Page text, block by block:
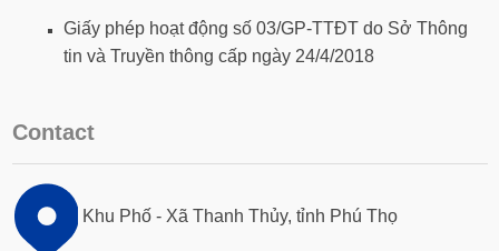
Giấy phép hoạt động số 03/GP-TTĐT do Sở Thông
tin và Truyền thông cấp ngày 24/4/2018
Contact
Khu Phố - Xã Thanh Thủy, tỉnh Phú Thọ